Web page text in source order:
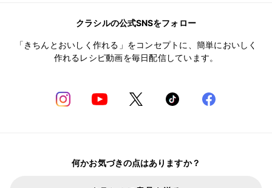
クラシルの公式SNSをフォロー
「きちんとおいしく作れる」をコンセプトに、簡単においしく
作れるレシピ動画を毎日配信しています。
何かお気づきの点はありますか？